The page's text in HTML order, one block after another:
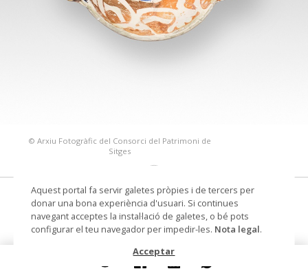
© Arxiu Fotogràfic del Consorci del Patrimoni de
Sitges
escudella
Datació Segona meitat segle XVI -
principis segle XVII
Aquest portal fa servir galetes pròpies i de tercers per
donar una bona experiència d'usuari. Si continues
navegant acceptes la instal·lació de galetes, o bé pots
configurar el teu navegador per impedir-les. Nota legal.
Acceptar